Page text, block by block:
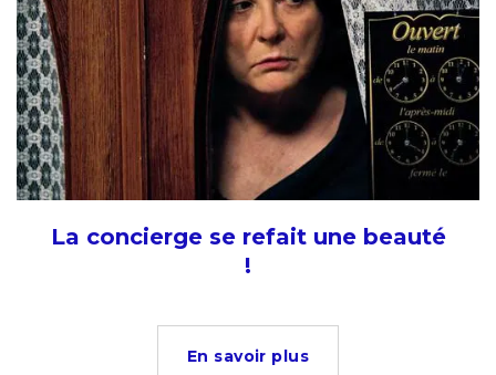
La concierge se refait une beauté
!
En savoir plus